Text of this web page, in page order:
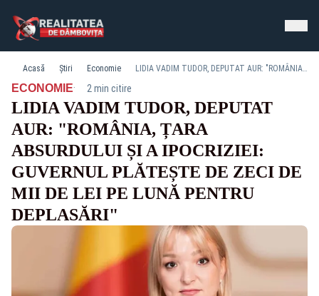
Acasă Știri Economie LIDIA VADIM TUDOR, DEPUTAT AUR: "ROMÂNIA, ȚARA ABSURDULUI ȘI A IPOCRIZIEI: GUVERNUL PLĂTEȘTE DE ZECI DE MII DE LEI PE LUNĂ PENTRU DEPLASĂRI"
ECONOMIE· 2 min citire
LIDIA VADIM TUDOR, DEPUTAT
AUR: "ROMÂNIA, ȚARA
ABSURDULUI ȘI A IPOCRIZIEI:
GUVERNUL PLĂTEȘTE DE ZECI DE
MII DE LEI PE LUNĂ PENTRU
DEPLASĂRI"